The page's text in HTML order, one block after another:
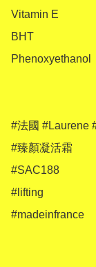
Vitamin E
BHT
Phenoxyethanol
#法國 #Laurene
#臻顏凝活霜
#SAC188
#lifting
#madeinfrance